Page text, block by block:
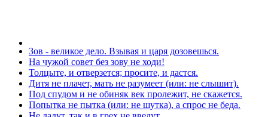
Зов - великое дело. Взывая и царя дозовешься.
На чужой совет без зову не ходи!
Толцыте, и отверзется; просите, и дастся.
Дитя не плачет, мать не разумеет (или: не слышит).
Под спудом и не обиняк век пролежит, не скажется.
Попытка не пытка (или: не шутка), а спрос не беда.